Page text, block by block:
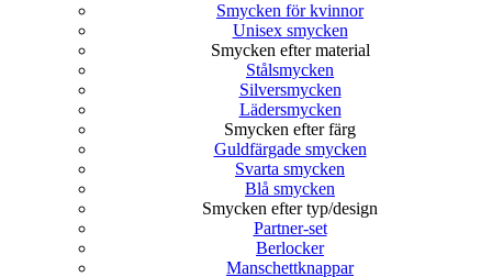
Smycken för kvinnor
Unisex smycken
Smycken efter material
Stålsmycken
Silversmycken
Lädersmycken
Smycken efter färg
Guldfärgade smycken
Svarta smycken
Blå smycken
Smycken efter typ/design
Partner-set
Berlocker
Manschettknappar